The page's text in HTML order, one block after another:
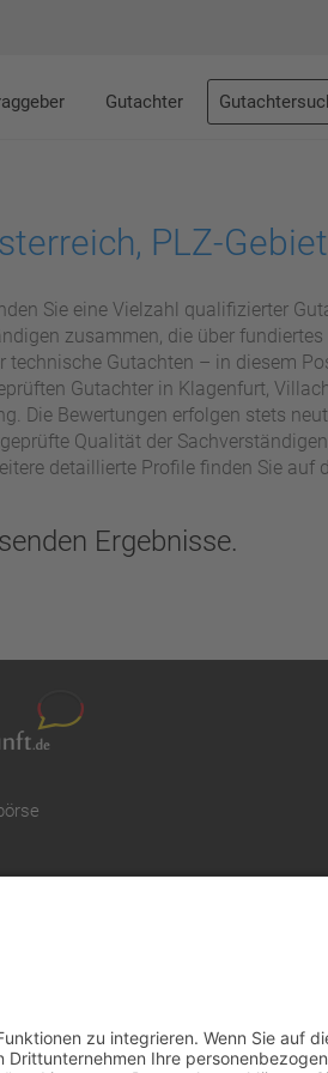
Gutachter
PLZ-
Sie eine Vielzahl qualifizierter
zusammen, die über
Gutachten – in diesem
Gutachter in Klagenfurt,
Die Bewertungen erfolgen stets
Qualität der
detaillierte Profile finden Sie auf
Ergebnisse.